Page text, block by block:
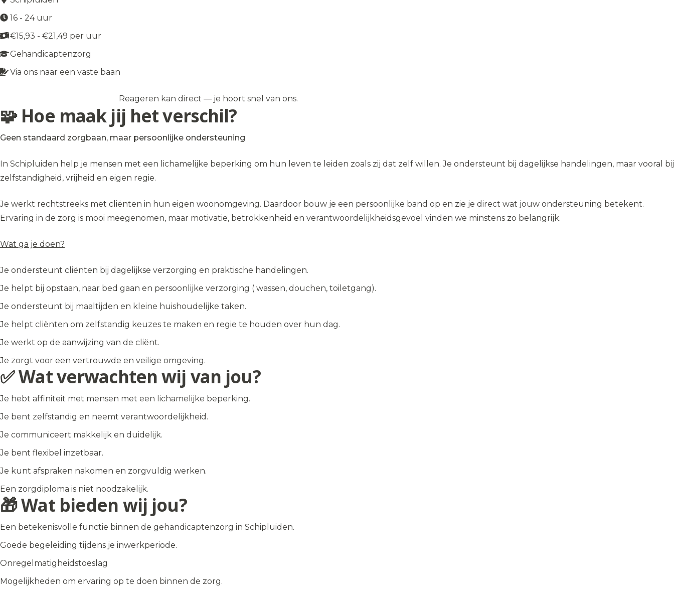
16 - 24 uur
€15,93 - €21,49 per uur
Gehandicaptenzorg
Via ons naar een vaste baan
Reageren kan direct — je hoort snel van ons.
🧩 Hoe maak jij het verschil?
Geen standaard zorgbaan, maar persoonlijke ondersteuning
In Schipluiden help je mensen met een lichamelijke beperking om hun leven te leiden zoals zij dat zelf willen. Je ondersteunt bij dagelijkse handelingen, maar vooral bij
zelfstandigheid, vrijheid en eigen regie.
Je werkt rechtstreeks met cliënten in hun eigen woonomgeving. Daardoor bouw je een persoonlijke band op en zie je direct wat jouw ondersteuning betekent.
Ervaring in de zorg is mooi meegenomen, maar motivatie, betrokkenheid en verantwoordelijkheidsgevoel vinden we minstens zo belangrijk.
Wat ga je doen?
Je ondersteunt cliënten bij dagelijkse verzorging en praktische handelingen.
Je helpt bij opstaan, naar bed gaan en persoonlijke verzorging ( wassen, douchen, toiletgang).
Je ondersteunt bij maaltijden en kleine huishoudelijke taken.
Je helpt cliënten om zelfstandig keuzes te maken en regie te houden over hun dag.
Je werkt op de aanwijzing van de cliënt.
Je zorgt voor een vertrouwde en veilige omgeving.
✅ Wat verwachten wij van jou?
Je hebt affiniteit met mensen met een lichamelijke beperking.
Je bent zelfstandig en neemt verantwoordelijkheid.
Je communiceert makkelijk en duidelijk.
Je bent flexibel inzetbaar.
Je kunt afspraken nakomen en zorgvuldig werken.
Een zorgdiploma is niet noodzakelijk.
🎁 Wat bieden wij jou?
Een betekenisvolle functie binnen de gehandicaptenzorg in Schipluiden.
Goede begeleiding tijdens je inwerkperiode.
Onregelmatigheidstoeslag
Mogelijkheden om ervaring op te doen binnen de zorg.